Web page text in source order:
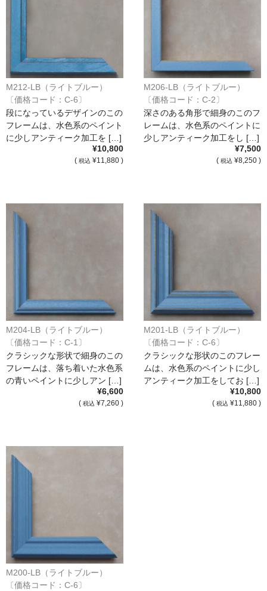
M212-LB（ライトブルー）
〔価格コード：C-6〕
段になっているデザインのこの
フレームは、水色系のペイント
に少しアンティーク加工を […]
¥10,800
( 税込 ¥11,880 )
M206-LB（ライトブルー）
〔価格コード：C-2〕
深さのある角形で細身のこのフ
レームは、水色系のペイントに
少しアンティーク加工をし […]
¥7,500
( 税込 ¥8,250 )
M204-LB（ライトブルー）
〔価格コード：C-1〕
クラシックな形状で細身のこの
フレームは、落ち着いた水色系
の青いペイントに少しアン […]
¥6,600
( 税込 ¥7,260 )
M201-LB（ライトブルー）
〔価格コード：C-6〕
クラシックな形状のこのフレー
ムは、水色系のペイントに少し
アンティーク加工をしてお […]
¥10,800
( 税込 ¥11,880 )
M200-LB（ライトブルー）
〔価格コード：C-6〕